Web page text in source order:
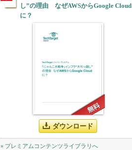
し”の理由 なぜAWSからGoogle Cloud
に？
ダウンロード
» プレミアムコンテンツライブラリへ